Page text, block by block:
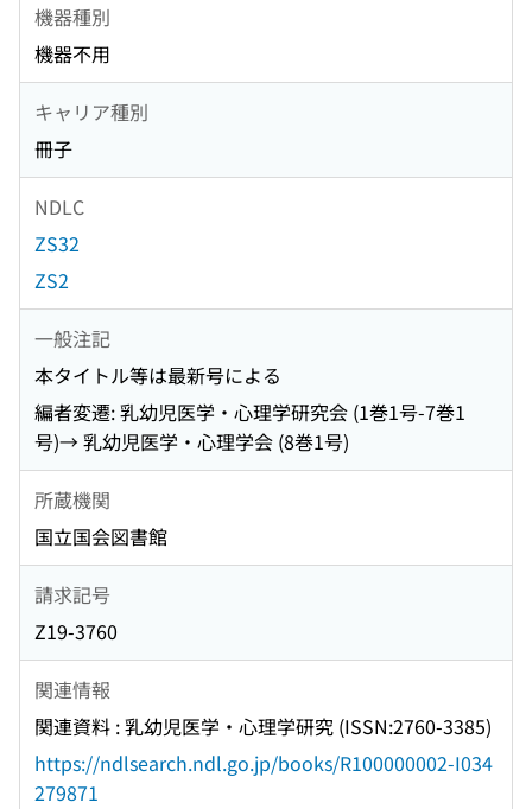
機器種別
機器不用
キャリア種別
冊子
NDLC
ZS32
ZS2
一般注記
本タイトル等は最新号による
編者変遷: 乳幼児医学・心理学研究会 (1巻1号-7巻1
号)→ 乳幼児医学・心理学会 (8巻1号)
所蔵機関
国立国会図書館
請求記号
Z19-3760
関連情報
関連資料 : 乳幼児医学・心理学研究 (ISSN:2760-3385)
https://ndlsearch.ndl.go.jp/books/R100000002-I034
279871